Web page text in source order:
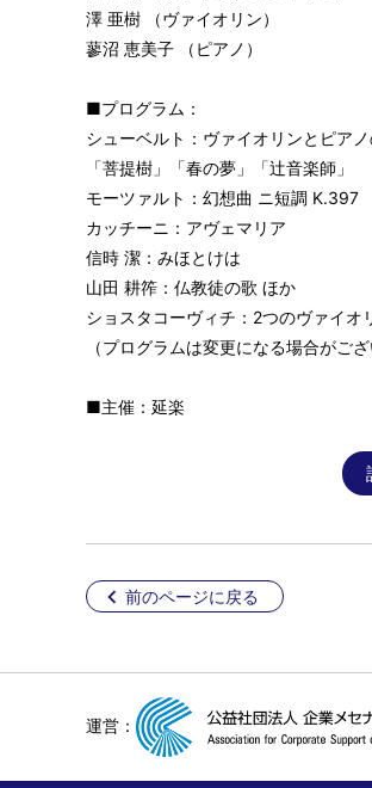
澤 亜樹 （ヴァイオリン）
蓼沼 恵美子 （ピアノ）
■プログラム：
シューベルト：ヴァイオリンとピア
「菩提樹」「春の夢」「辻音楽師」
モーツァルト：幻想曲 ニ短調 K.397
カッチーニ：アヴェマリア
信時 潔：みほとけは
山田 耕筰：仏教徒の歌 ほか
ショスタコーヴィチ：2つのヴァイオ
（プログラムは変更になる場合がござ
■主催：延楽
前のページに戻る
運営：